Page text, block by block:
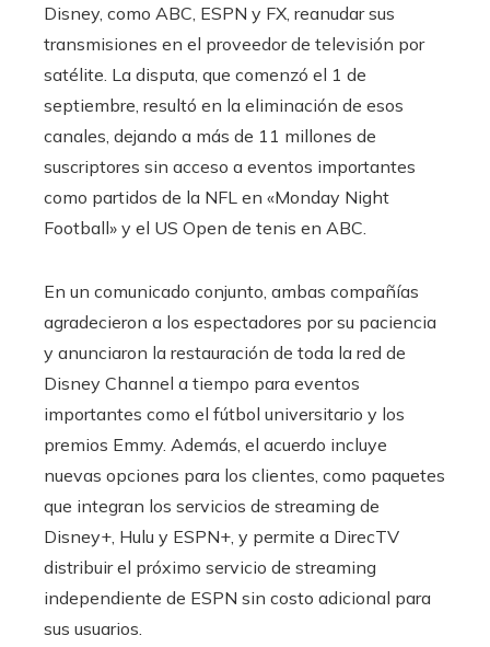
Disney, como ABC, ESPN y FX, reanudar sus
transmisiones en el proveedor de televisión por
satélite. La disputa, que comenzó el 1 de
septiembre, resultó en la eliminación de esos
canales, dejando a más de 11 millones de
suscriptores sin acceso a eventos importantes
como partidos de la NFL en «Monday Night
Football» y el US Open de tenis en ABC.
En un comunicado conjunto, ambas compañías
agradecieron a los espectadores por su paciencia
y anunciaron la restauración de toda la red de
Disney Channel a tiempo para eventos
importantes como el fútbol universitario y los
premios Emmy. Además, el acuerdo incluye
nuevas opciones para los clientes, como paquetes
que integran los servicios de streaming de
Disney+, Hulu y ESPN+, y permite a DirecTV
distribuir el próximo servicio de streaming
independiente de ESPN sin costo adicional para
sus usuarios.